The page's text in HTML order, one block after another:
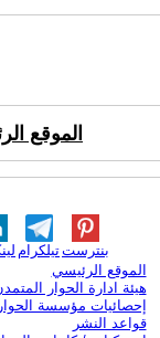
الموقع
تيلكرامبنترست
الموقع الرئيسي
هيئة ادارة الحوار
إحصائيات مؤسسة
قواعد النشر